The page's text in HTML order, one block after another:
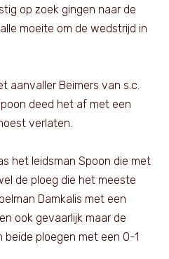
op zoek gingen naar de
moeite om de wedstrijd in
aanvaller Beimers van s.c.
deed het af met een
verlaten.
het leidsman Spoon die met
de ploeg die het meeste
Damkalis met een
ook gevaarlijk maar de
beide ploegen met een 0-1